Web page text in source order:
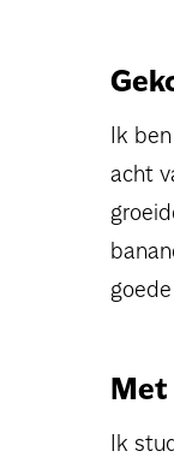
Ik
acht
Met
Ik